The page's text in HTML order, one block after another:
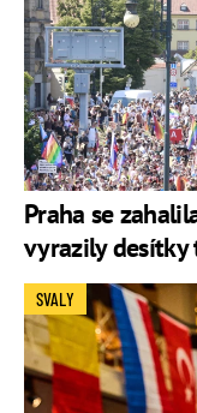
Praha se
vyrazily desítky
SVALY